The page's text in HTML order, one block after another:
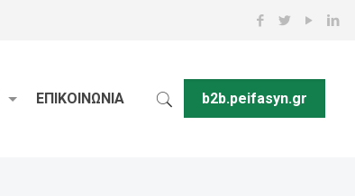
ΕΠΙΚΟΙΝΩΝΙΑ b2b.peifasyn.gr